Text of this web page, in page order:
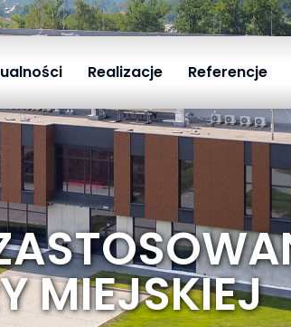
Realizacje Referencje
MIEJSKIEJ